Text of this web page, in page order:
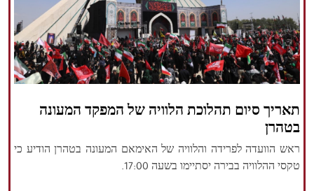
فارسي |
English
|العربيه|
|עברית|
русский|中文
|
הזכויות שמורות נור ניוז
תאריך סיום תהלוכת הלוויה של המפקד המעונה
בטהרן
ראש הוועדה לפרידה והלוויה של האימאם המעונה בטהרן הודיע כי
טקסי ההלוויה בבירה יסתיימו בשעה 17:00.